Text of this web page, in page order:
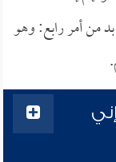
من أمر رابع: وهو